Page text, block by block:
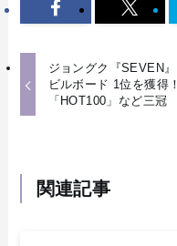
ジョングク『SEVEN』
ビルボード 1位を獲得！
「HOT100」など三冠
関連記事